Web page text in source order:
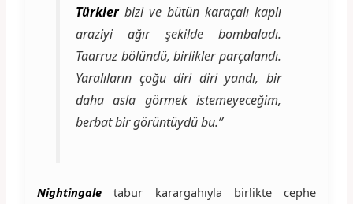
Türkler bizi ve bütün karaçalı kaplı
araziyi ağır şekilde bombaladı.
Taarruz bölündü, birlikler parçalandı.
Yaralıların çoğu diri diri yandı, bir
daha asla görmek istemeyeceğim,
berbat bir görüntüydü bu.’’
Nightingale
tabur karargahıyla birlikte cephe